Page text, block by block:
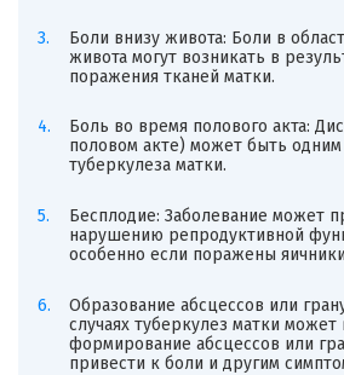
Боли внизу живота: Боли в
живота могут возникать в
поражения тканей матки.
Боль во время полового акта:
половом акте) может быть
туберкулеза матки.
Бесплодие: Заболевание может
нарушению репродуктивной
особенно если поражены
Образование абсцессов или
случаях туберкулез матки может
формирование абсцессов или
привести к боли и другим